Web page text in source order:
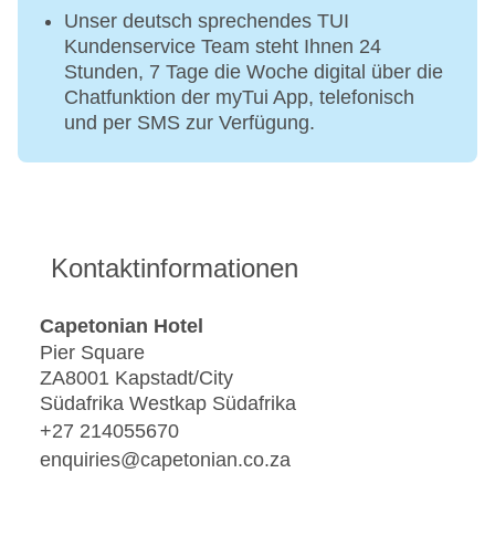
Unser deutsch sprechendes TUI
Kundenservice Team steht Ihnen 24
Stunden, 7 Tage die Woche digital über die
Chatfunktion der myTui App, telefonisch
und per SMS zur Verfügung.
Kontaktinformationen
Capetonian Hotel
Pier Square
ZA8001 Kapstadt/City
Südafrika Westkap Südafrika
+27 214055670
enquiries@capetonian.co.za